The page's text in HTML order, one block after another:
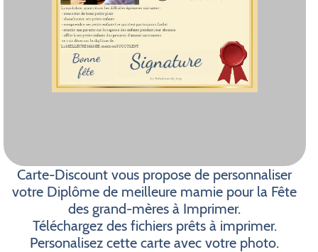
Carte-Discount vous propose de personnaliser
votre Diplôme de meilleure mamie pour la Fête
des grand-mères à Imprimer.
Téléchargez des fichiers prêts à imprimer.
Personalisez cette carte avec votre photo.